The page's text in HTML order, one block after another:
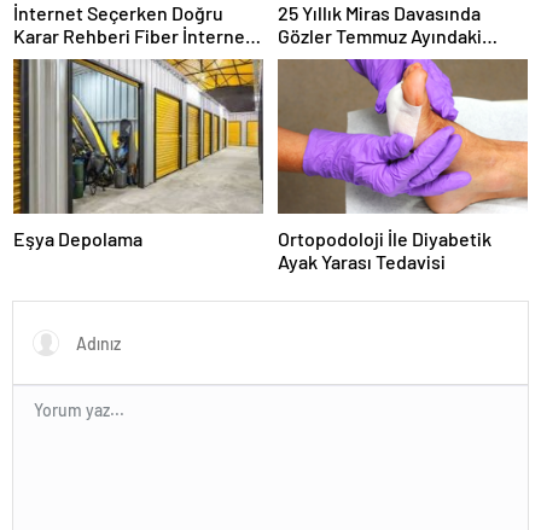
İnternet Seçerken Doğru
Karar Rehberi Fiber İnternet
ve Ev İnterneti
25 Yıllık Miras Davasında
Gözler Temmuz Ayındaki
Karar Duruşmasına Çevrildi
Eşya Depolama
Ortopodoloji İle Diyabetik
Ayak Yarası Tedavisi